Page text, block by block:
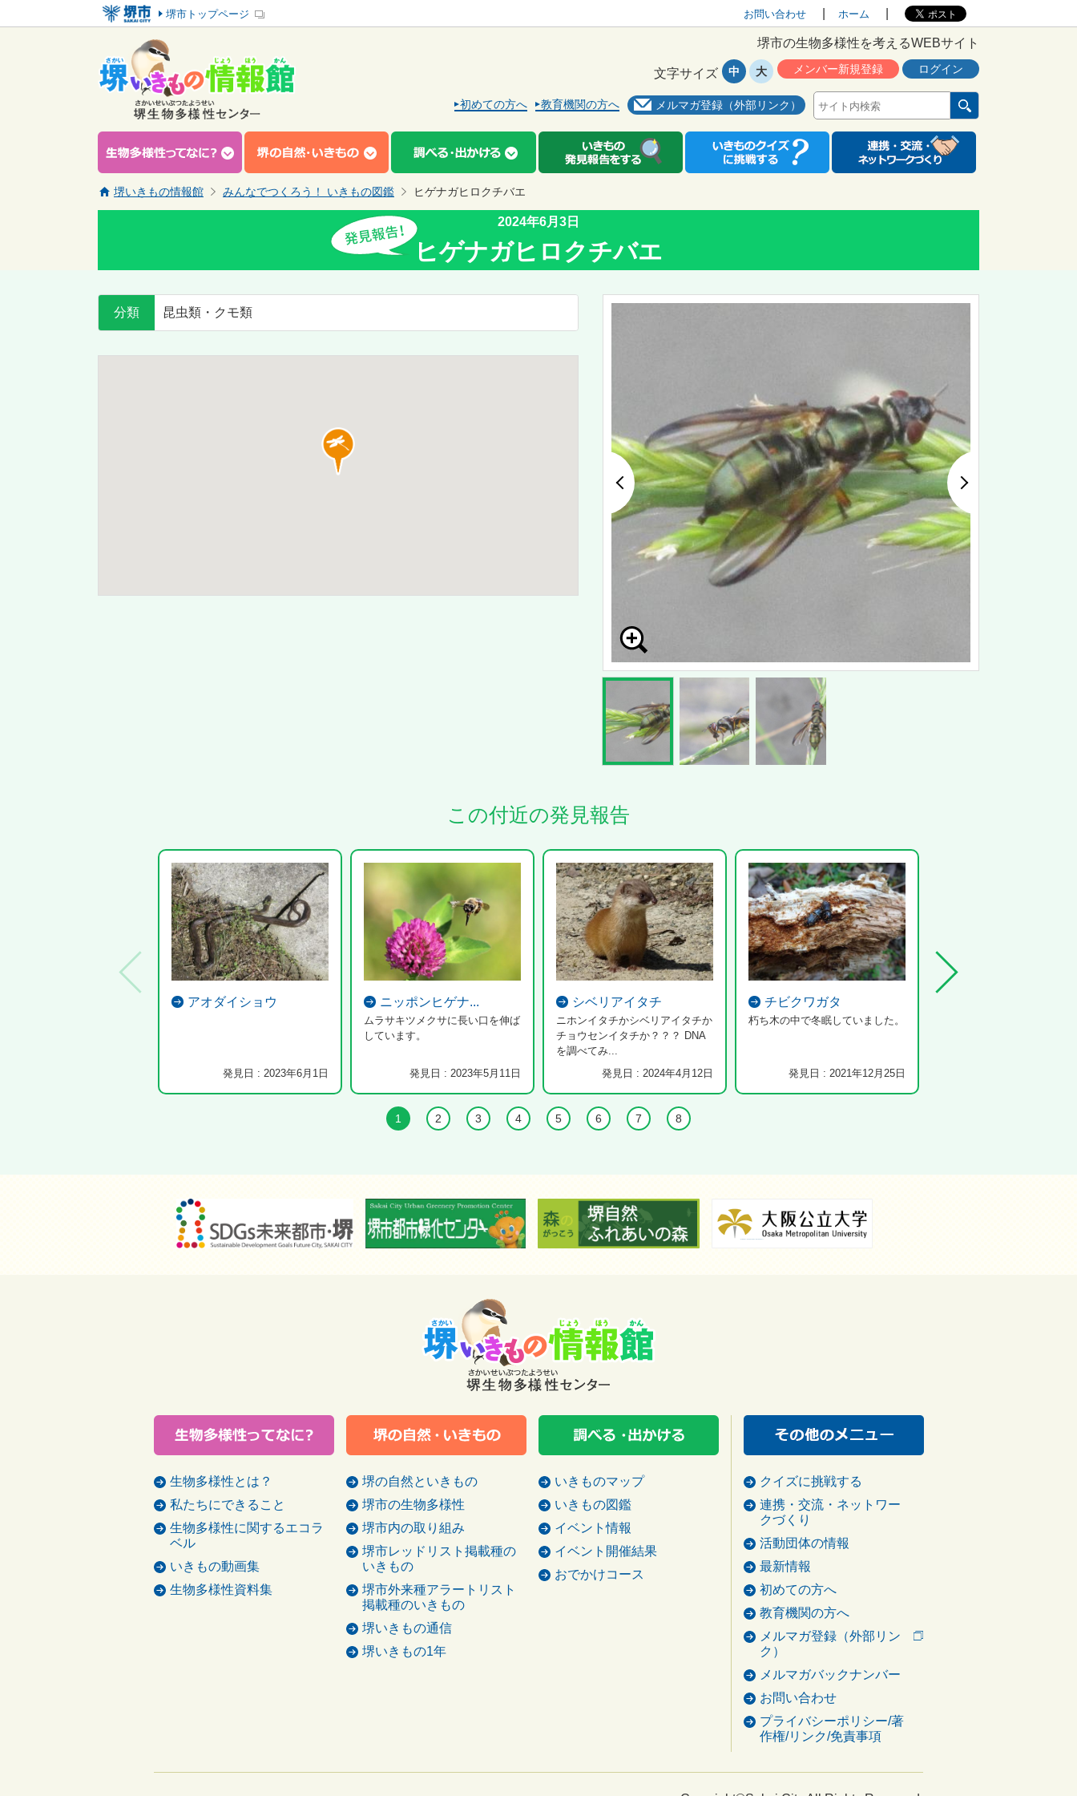
堺市トップページ お問い合わせ ホーム
堺市の生物多様性を考えるWEBサイト
初めての方へ 教育機関の方へ メルマガ登録（外部リンク）
メンバー新規登録 ログイン
文字サイズ 中 大
堺いきもの情報館 みんなでつくろう！ いきもの図鑑 ヒゲナガヒロクチバエ
2024年6月3日
ヒゲナガヒロクチバエ
分類 昆虫類・クモ類
この付近の発見報告
アオダイショウ
発見日 : 2023年6月1日
ニッポンヒゲナ...
ムラサキツメクサに長い口を伸ば
しています。
発見日 : 2023年5月11日
シベリアイタチ
ニホンイタチかシベリアイタチか
チョウセンイタチか？？？ DNA
を調べてみ...
発見日 : 2024年4月12日
チビクワガタ
朽ち木の中で冬眠していました。
発見日 : 2021年12月25日
1 2 3 4 5 6 7 8
生物多様性とは？
私たちにできること
生物多様性に関するエコラ
ベル
いきもの動画集
生物多様性資料集
堺の自然といきもの
堺市の生物多様性
堺市内の取り組み
堺市レッドリスト掲載種の
いきもの
堺市外来種アラートリスト
掲載種のいきもの
堺いきもの通信
堺いきもの1年
いきものマップ
いきもの図鑑
イベント情報
イベント開催結果
おでかけコース
クイズに挑戦する
連携・交流・ネットワー
クづくり
活動団体の情報
最新情報
初めての方へ
教育機関の方へ
メルマガ登録（外部リン
ク）
メルマガバックナンバー
お問い合わせ
プライバシーポリシー/著
作権/リンク/免責事項